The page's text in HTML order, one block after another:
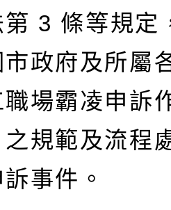
第 3 條等規定
政府及所屬
場霸凌申訴
規範及流程
事件。